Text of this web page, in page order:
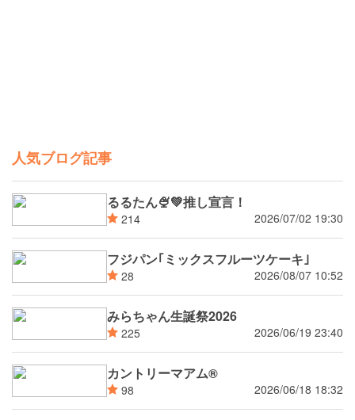
人気ブログ記事
るるたん🍨‪💚推し宣言！
214 2026/07/02 19:30
フジパン｢ミックスフルーツケーキ｣
28 2026/08/07 10:52
みらちゃん生誕祭2026
225 2026/06/19 23:40
カントリーマアム®
98 2026/06/18 18:32